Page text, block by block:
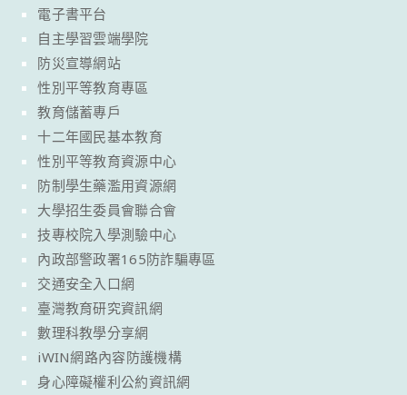
電子書平台
自主學習雲端學院
防災宣導網站
性別平等教育專區
教育儲蓄專戶
十二年國民基本教育
性別平等教育資源中心
防制學生藥濫用資源網
大學招生委員會聯合會
技專校院入學測驗中心
內政部警政署165防詐騙專區
交通安全入口網
臺灣教育研究資訊網
數理科教學分享網
iWIN網路內容防護機構
身心障礙權利公約資訊網